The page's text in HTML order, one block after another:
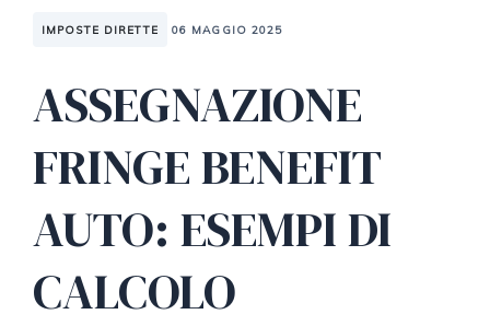
IMPOSTE DIRETTE 06 MAGGIO 2025
ASSEGNAZIONE
FRINGE BENEFIT
AUTO: ESEMPI DI
CALCOLO